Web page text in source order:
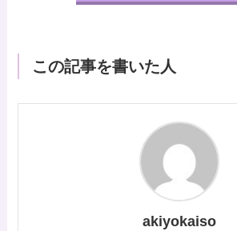
この記事を書いた人
akiyokaiso